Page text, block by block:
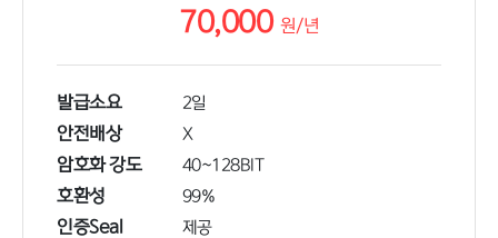
70,000 원/년
발급소요 2일
안전배상 X
암호화 강도 40~128BIT
호환성 99%
인증Seal 제공